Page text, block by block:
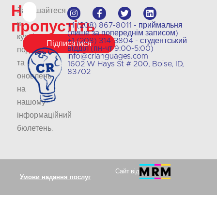
Не
пропустіть
Залишайтеся
в
курсі
подій
та
оновлень
на
нашому
інформаційний
бюлетень.
Підписатися
+1 (208) 867-8011 - приймальня
(лише за попереднім записом)
+1 (208) 314-3804 - студентський
відділ (пн-чт 9:00-5:00)
info@crlanguages.com
1602 W Hays St # 200, Boise, ID,
83702
Умови надання послуг
Сайт від